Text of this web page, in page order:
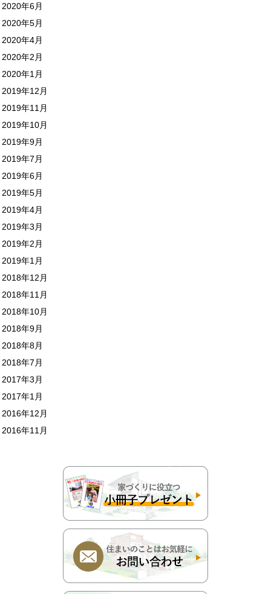
2020年6月
2020年5月
2020年4月
2020年2月
2020年1月
2019年12月
2019年11月
2019年10月
2019年9月
2019年7月
2019年6月
2019年5月
2019年4月
2019年3月
2019年2月
2019年1月
2018年12月
2018年11月
2018年10月
2018年9月
2018年8月
2018年7月
2017年3月
2017年1月
2016年12月
2016年11月